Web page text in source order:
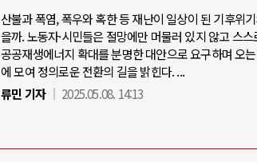
산불과 폭염, 폭우와 혹한 등 재난이 일상이 된 기후위
을까. 노동자·시민들은 절망에만 머물러 있지 않고 스
공공재생에너지 확대를 분명한 대안으로 요구하며 오
에 모여 정의로운 전환의 길을 밝힌다. ...
류민 기자
2025.05.08. 14:13